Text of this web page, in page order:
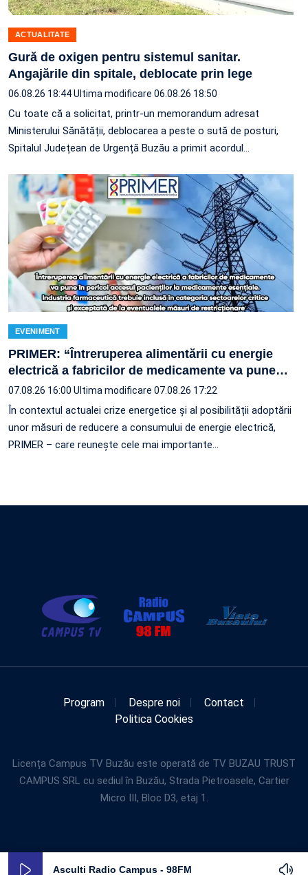
ACTUALITATE
Gură de oxigen pentru sistemul sanitar.
Angajările din spitale, deblocate prin lege
06.08.26 18:44Ultima modificare 06.08.26 18:50
Cu toate că a solicitat, printr-un memorandum adresat
Ministerului Sănătății, deblocarea a peste o sută de posturi,
Spitalul Județean de Urgență Buzău a primit acordul…
EVENIMENT
PRIMER: “Întreruperea alimentării cu energie
electrică a fabricilor de medicamente va pune…
07.08.26 16:00 Ultima modificare 07.08.26 17:22
În contextul actualei crize energetice și al posibilității adoptării
unor măsuri de reducere a consumului de energie electrică,
PRIMER – care reuneşte cele mai importante…
Program Despre noi
Contact
Politica Cookies
Licența Campus TV Buzău este operată de TV BUZAU TRUST
CAMPUS SRL cu sediul în Buzău, Strada Pietroasele, Cartier
Micro III, Bloc D3, etaj 1.
Asculti Radio Campus - 98FM